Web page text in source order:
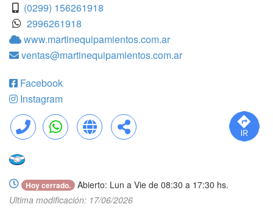
(0299) 156261918
2996261918
www.martinequipamientos.com.ar
ventas@martinequipamientos.com.ar
Facebook
Instagram
Llamar WhatsApp Web Compartir
Hoy cerrado.
Abierto: Lun a Vie de 08:30 a 17:30 hs.
Ultima modificación: 17/06/2026